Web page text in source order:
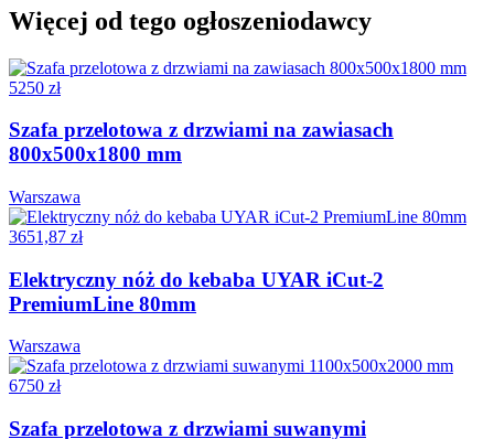
Więcej od tego ogłoszeniodawcy
5250 zł
Szafa przelotowa z drzwiami na zawiasach
800x500x1800 mm
Warszawa
3651,87 zł
Elektryczny nóż do kebaba UYAR iCut-2
PremiumLine 80mm
Warszawa
6750 zł
Szafa przelotowa z drzwiami suwanymi